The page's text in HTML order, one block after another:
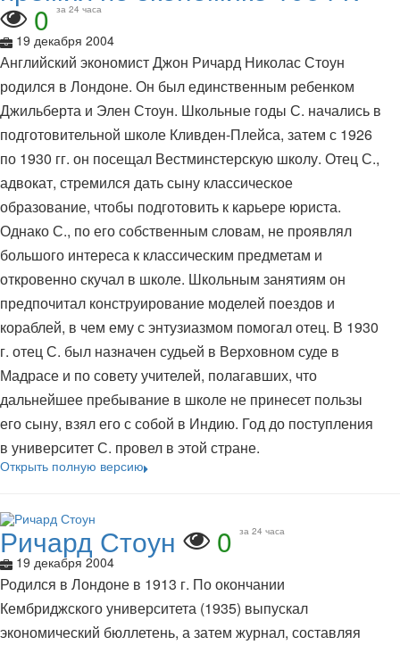
0 за 24 часа
19 декабря 2004
Английский экономист Джон Ричард Николас Стоун
родился в Лондоне. Он был единственным ребенком
Джильберта и Элен Стоун. Школьные годы С. начались в
подготовительной школе Кливден-Плейса, затем с 1926
по 1930 гг. он посещал Вестминстерскую школу. Отец С.,
адвокат, стремился дать сыну классическое
образование, чтобы подготовить к карьере юриста.
Однако С., по его собственным словам, не проявлял
большого интереса к классическим предметам и
откровенно скучал в школе. Школьным занятиям он
предпочитал конструирование моделей поездов и
кораблей, в чем ему с энтузиазмом помогал отец. В 1930
г. отец С. был назначен судьей в Верховном суде в
Мадрасе и по совету учителей, полагавших, что
дальнейшее пребывание в школе не принесет пользы
его сыну, взял его с собой в Индию. Год до поступления
в университет С. провел в этой стране.
Открыть полную версию
Ричард Стоун 0 за 24 часа
19 декабря 2004
Родился в Лондоне в 1913 г. По окончании
Кембриджского университета (1935) выпускал
экономический бюллетень, а затем журнал, составляя